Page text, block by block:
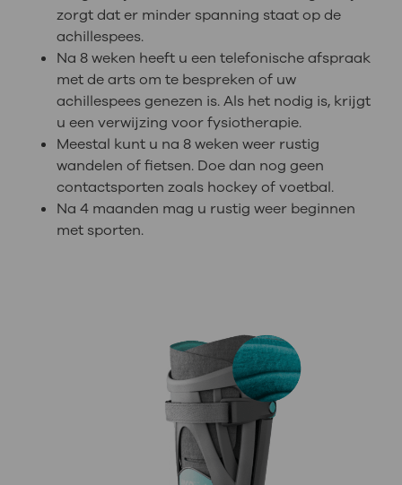
zorgt dat er minder spanning staat op de
achillespees.
Na 8 weken heeft u een telefonische afspraak
met de arts om te bespreken of uw
achillespees genezen is. Als het nodig is, krijgt
u een verwijzing voor fysiotherapie.
Meestal kunt u na 8 weken weer rustig
wandelen of fietsen. Doe dan nog geen
contactsporten zoals hockey of voetbal.
Na 4 maanden mag u rustig weer beginnen
met sporten.